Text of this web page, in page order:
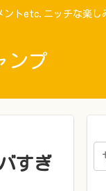
ントetc.ニッチな楽し
ンプ
すぎ